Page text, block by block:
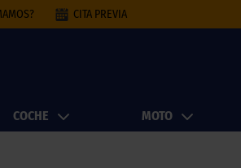
CITA PREVIA
COCHE MOTO